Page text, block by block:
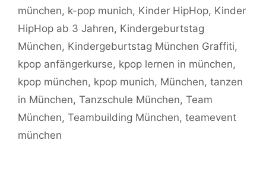
münchen, k-pop munich, Kinder HipHop, Kinder
HipHop ab 3 Jahren, Kindergeburtstag
München, Kindergeburtstag München Graffiti,
kpop anfängerkurse, kpop lernen in münchen,
kpop münchen, kpop munich, München, tanzen
in München, Tanzschule München, Team
München, Teambuilding München, teamevent
münchen